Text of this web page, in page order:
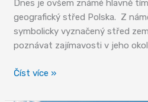
Dnes je ovšem známé hlavně
geografický střed Polska. Z
symbolicky vyznačený střed
poznávat zajímavosti v jeho
Střed
Číst více »